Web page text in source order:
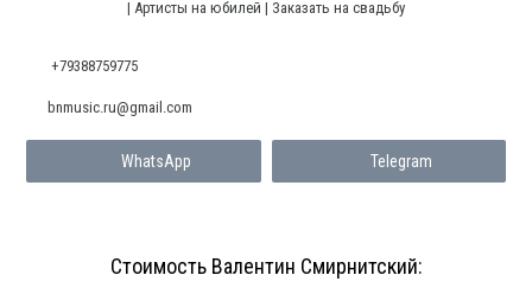
| Артисты на юбилей | Заказать на свадьбу
+79388759775
WhatsApp Telegram
bnmusic.ru@gmail.com
Стоимость Валентин Смирнитский: